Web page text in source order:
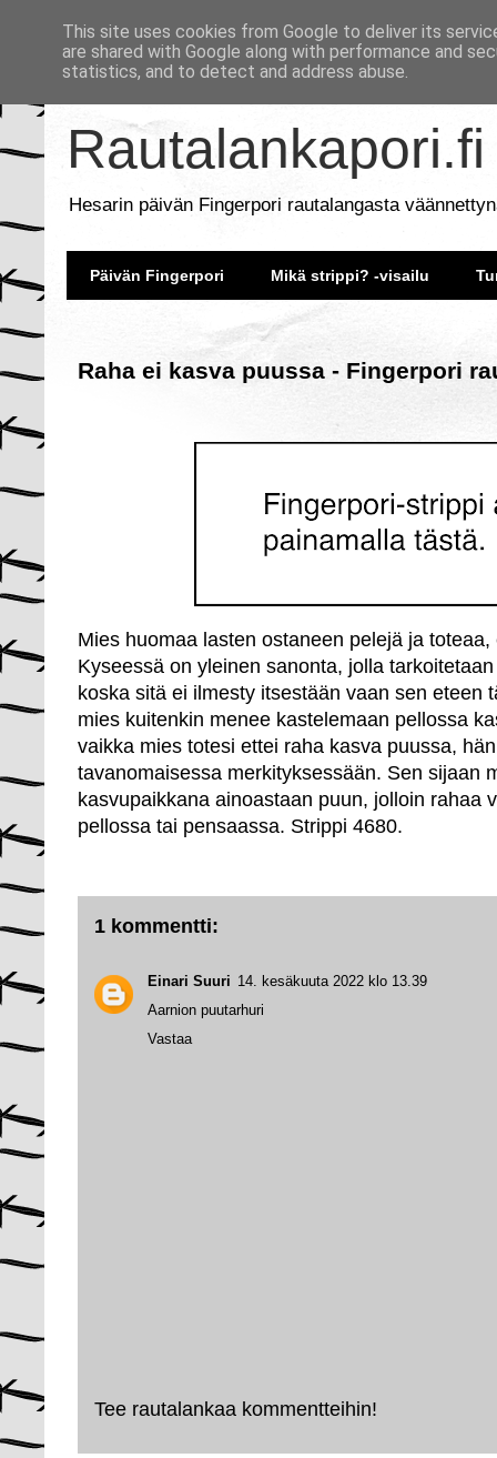
Rautalankapori.fi
Hesarin päivän Fingerpori rautalangasta
Päivän Fingerpori Mikä strippi? -visailu
Raha ei kasva puussa - Fingerpori
Mies huomaa lasten ostaneen pelejä ja
Kyseessä on yleinen sanonta, jolla
koska sitä ei ilmesty itsestään vaan sen eteen
mies kuitenkin menee kastelemaan pellossa
vaikka mies totesi ettei raha kasva puussa,
tavanomaisessa merkityksessään. Sen sijaan
kasvupaikkana ainoastaan puun, jolloin rahaa
pellossa tai pensaassa. Strippi 4680.
1 kommentti:
Einari Suuri 14. kesäkuuta 2022 klo 13.39
Aarnion puutarhuri
Vastaa
Tee rautalankaa kommentteihin!
This site uses cookies from Google to deliver its
are shared with Google along with performance and
statistics, and to detect and address abuse.